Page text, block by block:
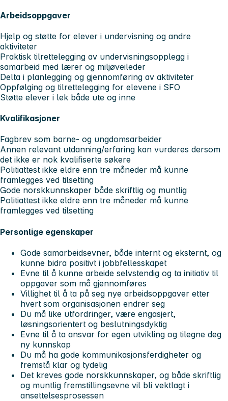
Arbeidsoppgaver
Hjelp og støtte for elever i undervisning og andre
aktiviteter
Praktisk tilrettelegging av undervisningsopplegg i
samarbeid med lærer og miljøveileder
Delta i planlegging og gjennomføring av aktiviteter
Oppfølging og tilrettelegging for elevene i SFO
Støtte elever i lek både ute og inne
Kvalifikasjoner
Fagbrev som barne- og ungdomsarbeider
Annen relevant utdanning/erfaring kan vurderes dersom
det ikke er nok kvalifiserte søkere
Politiattest ikke eldre enn tre måneder må kunne
framlegges ved tilsetting
Gode norskkunnskaper både skriftlig og muntlig
Politiattest ikke eldre enn tre måneder må kunne
framlegges ved tilsetting
Personlige egenskaper
Gode samarbeidsevner, både internt og eksternt, og
kunne bidra positivt i jobbfellesskapet
Evne til å kunne arbeide selvstendig og ta initiativ til
oppgaver som må gjennomføres
Villighet til å ta på seg nye arbeidsoppgaver etter
hvert som organisasjonen endrer seg
Du må like utfordringer, være engasjert,
løsningsorientert og beslutningsdyktig
Evne til å ta ansvar for egen utvikling og tilegne deg
ny kunnskap
Du må ha gode kommunikasjonsferdigheter og
fremstå klar og tydelig
Det kreves gode norskkunnskaper, og både skriftlig
og muntlig fremstillingsevne vil bli vektlagt i
ansettelsesprosessen